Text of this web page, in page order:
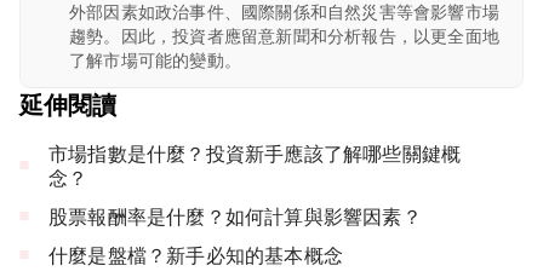
外部因素如政治事件、國際關係和自然災害等會影響市場
趨勢。因此，投資者應留意新聞和分析報告，以更全面地
了解市場可能的變動。
延伸閱讀
市場指數是什麼？投資新手應該了解哪些關鍵概
念？
股票報酬率是什麼？如何計算與影響因素？
什麼是盤檔？新手必知的基本概念